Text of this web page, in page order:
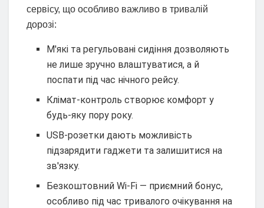
сервісу, що особливо важливо в тривалій
дорозі:
М'які та регульовані сидіння дозволяють
не лише зручно влаштуватися, а й
поспати під час нічного рейсу.
Клімат-контроль створює комфорт у
будь-яку пору року.
USB-розетки дають можливість
підзарядити гаджети та залишитися на
зв'язку.
Безкоштовний Wi-Fi — приємний бонус,
особливо під час тривалого очікування на